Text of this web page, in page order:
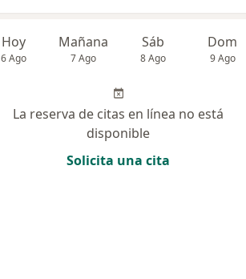
Hoy
6 Ago
Mañana
7 Ago
Sáb
8 Ago
Dom
9 Ago
La reserva de citas en línea no está
disponible
Solicita una cita